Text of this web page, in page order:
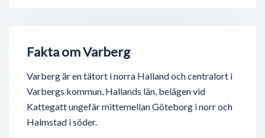
Fakta om Varberg
Varberg är en tätort i norra Halland och centralort i
Varbergs kommun, Hallands län, belägen vid
Kattegatt ungefär mittemellan Göteborg i norr och
Halmstad i söder.